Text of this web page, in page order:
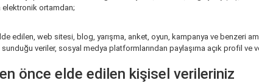
elektronik ortamdan;
edilen, web sitesi, blog, yarışma, anket, oyun, kampanya ve benzeri
sunduğu veriler, sosyal medya platformlarından paylaşıma açık profil
önce elde edilen kişisel verileriniz